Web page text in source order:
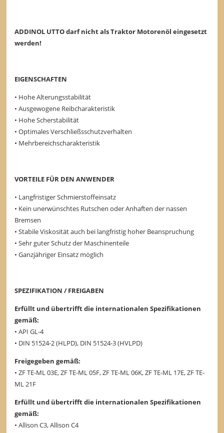
ADDINOL UTTO darf nicht als Traktor Motorenöl eingesetzt
werden!
EIGENSCHAFTEN
• Hohe Alterungsstabilität
• Ausgewogene Reibcharakteristik
• Hohe Scherstabilität
• Optimales Verschließsschutzverhalten
• Mehrbereichscharakteristik
VORTEILE FÜR DEN ANWENDER
• Langfristiger Schmierstoffeinsatz
• Kein unerwünschtes Rutschen oder Anhaften der nassen
Bremsen
• Stabile Viskosität auch bei langfristig hoher Beanspruchung
• Sehr guter Schutz der Maschinenteile
• Ganzjähriger Einsatz möglich
SPEZIFIKATION / FREIGABEN
Erfüllt und übertrifft die internationalen Spezifikationen
gemäß:
• API GL-4
• DIN 51524-2 (HLPD), DIN 51524-3 (HVLPD)
Freigegeben gemäß:
• ZF TE-ML 03E, ZF TE-ML 05F, ZF TE-ML 06K, ZF TE-ML 17E, ZF TE-
ML 21F
Erfüllt und übertrifft die internationalen Spezifikationen
gemäß:
• Allison C3, Allison C4